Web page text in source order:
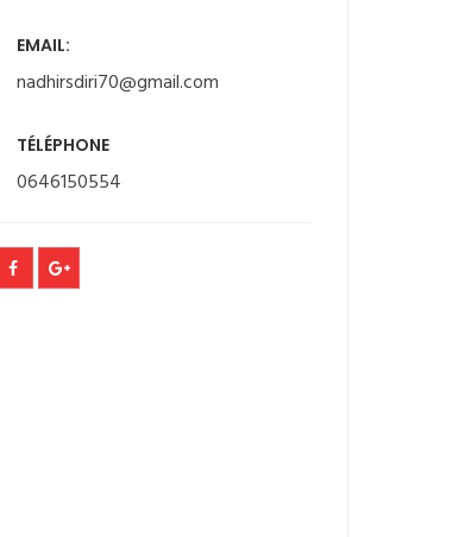
EMAIL:
nadhirsdiri70@gmail.com
TÉLÉPHONE
0646150554